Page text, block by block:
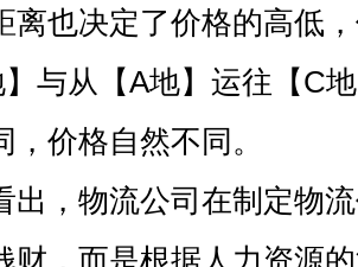
也决定了价格的高低
与从【A地】运往【C
，价格自然不同。
出，物流公司在制定物
财，而是根据人力资源